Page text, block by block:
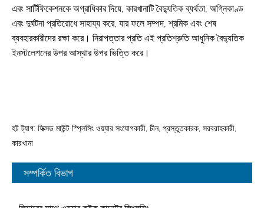
এবং সার্টিফিকেশনকে অগ্রাধিকার দিয়ে, কারখানাটি বৈদ্যুতিক ব্যর্থতা, অগ্নিকাণ্ড
এবং দুর্ঘটনা প্রতিরোধে সাহায্য করে, যার ফলে সম্পদ, শ্রমিক এবং শেষ
ব্যবহারকারীদের রক্ষা করে। নিরাপত্তার প্রতি এই প্রতিশ্রুতি আধুনিক বৈদ্যুতিক
ইনস্টলেশনের উপর আস্থার উপর ভিত্তি করে।
হট ট্যাগ: ফিক্সড মাউন্ট স্প্লিসিং ওয়্যার সংযোগকারী, চীন, প্রস্তুতকারক, সরবরাহকারী,
কারখানা
সম্পর্কিত বিভাগ